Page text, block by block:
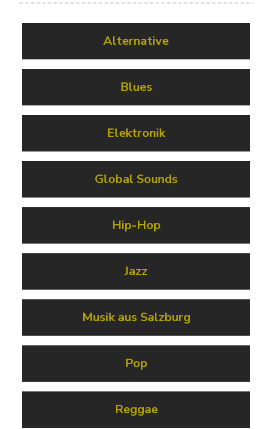
Alternative
Blues
Elektronik
Global Sounds
Hip-Hop
Jazz
Musik aus Salzburg
Pop
Reggae